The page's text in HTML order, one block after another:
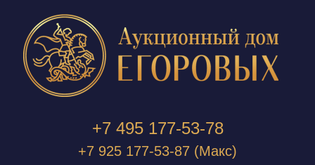
+7 495 177-53-78
+7 925 177-53-87 (Макс)